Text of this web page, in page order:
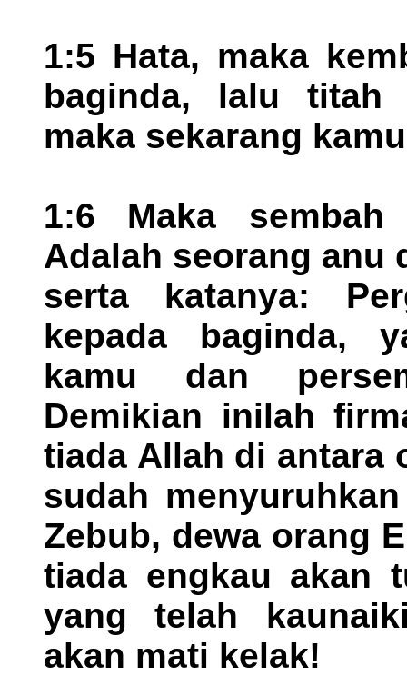
1:5 Hata, maka
baginda, lalu titah
maka sekarang
1:6 Maka
Adalah seorang anu
serta katanya:
kepada baginda,
kamu dan
Demikian inilah
tiada Allah di antara
sudah
Zebub, dewa orang
tiada engkau akan
yang telah
akan mati kelak!